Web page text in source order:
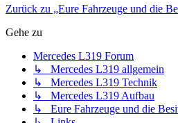
Zurück zu „Eure Fahrzeuge und die
Gehe zu
Mercedes L319 Forum
↳ Mercedes L319 allgemein
↳ Mercedes L319 Technik
↳ Mercedes L319 Aufbau
↳ Eure Fahrzeuge und die